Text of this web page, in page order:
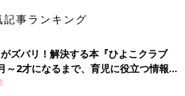
事ランキング
ズバリ！解決する本『ひよこクラブ
2才になるまで、育児に役立つ情報が